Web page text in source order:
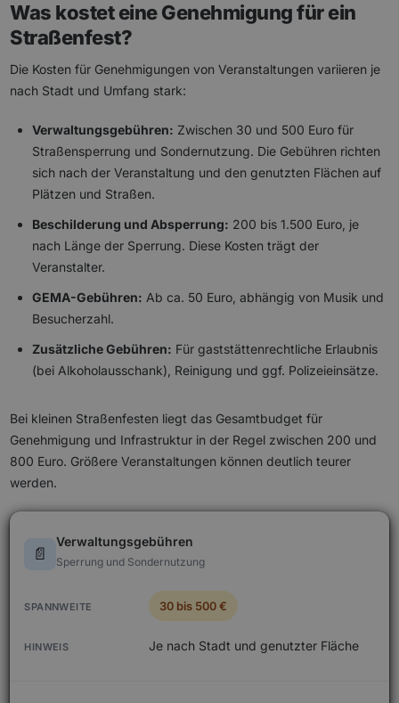
Was kostet eine Genehmigung für ein
Straßenfest?
Die Kosten für Genehmigungen von Veranstaltungen variieren je
nach Stadt und Umfang stark:
Verwaltungsgebühren: Zwischen 30 und 500 Euro für
Straßensperrung und Sondernutzung. Die Gebühren richten
sich nach der Veranstaltung und den genutzten Flächen auf
Plätzen und Straßen.
Beschilderung und Absperrung: 200 bis 1.500 Euro, je
nach Länge der Sperrung. Diese Kosten trägt der
Veranstalter.
GEMA-Gebühren: Ab ca. 50 Euro, abhängig von Musik und
Besucherzahl.
Zusätzliche Gebühren: Für gaststättenrechtliche Erlaubnis
(bei Alkoholausschank), Reinigung und ggf. Polizeieinsätze.
Bei kleinen Straßenfesten liegt das Gesamtbudget für
Genehmigung und Infrastruktur in der Regel zwischen 200 und
800 Euro. Größere Veranstaltungen können deutlich teurer
werden.
📄
Verwaltungsgebühren
Sperrung und Sondernutzung
30 bis 500 €
Je nach Stadt und genutzter Fläche